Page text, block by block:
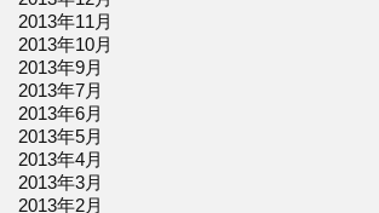
2013年11月
2013年10月
2013年9月
2013年7月
2013年6月
2013年5月
2013年4月
2013年3月
2013年2月